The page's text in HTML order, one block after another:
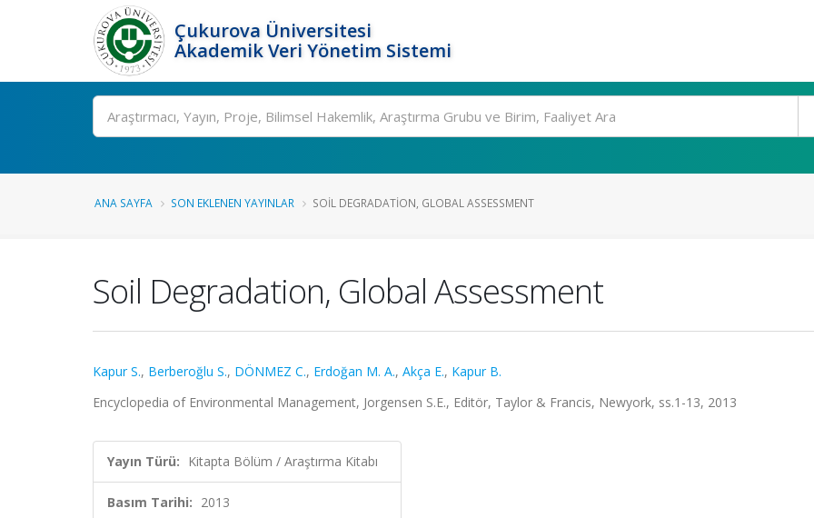
Çukurova Üniversitesi
Akademik Veri Yönetim Sistemi
Ara
ANA SAYFA SON EKLENEN YAYINLAR SOIL DEGRADATION, GLOBAL ASSESSMENT
Soil Degradation, Global Assessment
Kapur S., Berberoğlu S., DÖNMEZ C., Erdoğan M. A., Akça E., Kapur B.
Encyclopedia of Environmental Management, Jorgensen S.E., Editör, Taylor & Francis, Newyork, ss.1-13, 2013
Yayın Türü: Kitapta Bölüm / Araştırma Kitabı
Basım Tarihi: 2013